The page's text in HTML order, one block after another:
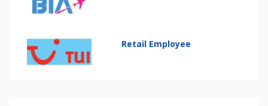
Retail Employee